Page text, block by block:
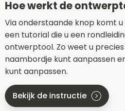
Hoe werkt de
Via onderstaande knop komt
een tutorial die u een
ontwerptool. Zo weet u
naambordje kunt aanpassen
kunt aanpassen.
Bekijk de instructie